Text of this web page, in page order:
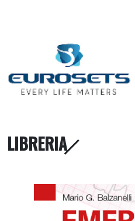
LIBRERIA